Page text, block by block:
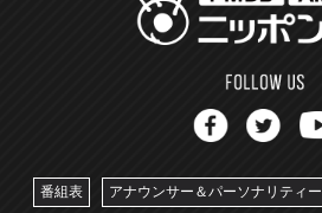
番組表 アナウンサー＆パーソナリティー